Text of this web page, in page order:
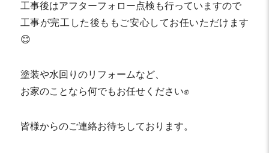
工事後はアフターフォロー点検も行っていますので
工事が完工した後ももご安心してお任いただけます
😊
塗装や水回りのリフォームなど、
お家のことなら何でもお任せください✊
皆様からのご連絡お待ちしております。